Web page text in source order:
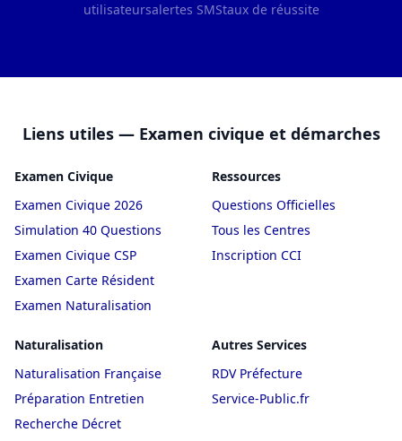
utilisateursalertes SMStaux de réussite
Liens utiles — Examen civique et démarches
Examen Civique
Examen Civique 2026
Simulation 40 Questions
Examen Civique CSP
Examen Carte Résident
Examen Naturalisation
Ressources
Questions Officielles
Tous les Centres
Inscription CCI
Naturalisation
Naturalisation Française
Préparation Entretien
Recherche Décret
Autres Services
RDV Préfecture
Service-Public.fr